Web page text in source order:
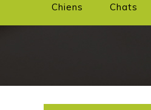
Chiens Chats